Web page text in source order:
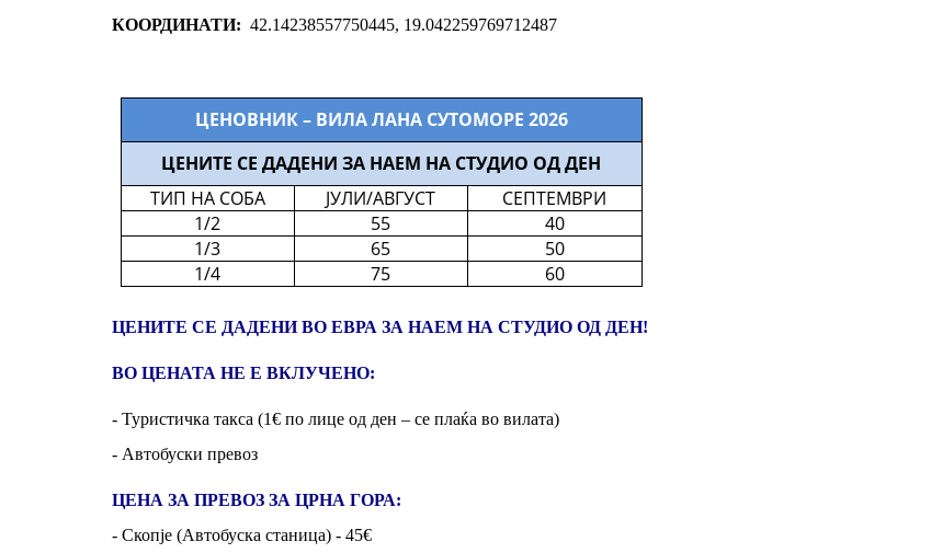
КООРДИНАТИ: 42.14238557750445, 19.042259769712487
ЦЕНОВНИК – ВИЛА ЛАНА СУТОМОРЕ 2026
ЦЕНИТЕ СЕ ДАДЕНИ ЗА НАЕМ НА СТУДИО ОД ДЕН
ТИП НА СОБА
ЈУЛИ/АВГУСТ
СЕПТЕМВРИ
1/2
55
40
1/3
65
50
1/4
75 60
ЦЕНИТЕ СЕ ДАДЕНИ ВО ЕВРА ЗА НАЕМ НА СТУДИО ОД ДЕН!
ВО ЦЕНАТА НЕ Е ВКЛУЧЕНО:
- Туристичка такса (1€ по лице од ден – се плаќа во вилата)
- Автобуски превоз
ЦЕНА ЗА ПРЕВОЗ ЗА ЦРНА ГОРА:
- Скопје (Aвтобуска станица) - 45€